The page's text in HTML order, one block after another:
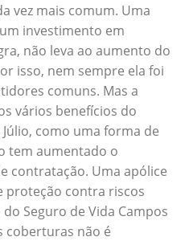
vez mais comum. Uma
investimento em
não leva ao aumento do
isso, nem sempre ela foi
comuns. Mas a
vários benefícios do
como uma forma de
tem aumentado o
contratação. Uma apólice
proteção contra riscos
Seguro de Vida Campos
coberturas não é